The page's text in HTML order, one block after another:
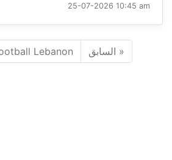
25-07-2026 10:45 am
« السابق Lebanon